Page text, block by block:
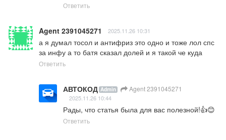
Ответить
Agent 2391045271 2025.11.26 10:31
а я думал тосол и антифриз это одно и тоже лол спс
за инфу а то батя сказал долей и я такой че куда
Ответить
АВТОКОД Admin Agent 2391045271
2025.11.26 10:44
Рады, что статья была для вас полезной!👍😊
Ответить